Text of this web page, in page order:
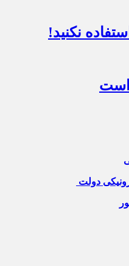
نکنید!
است
دولت